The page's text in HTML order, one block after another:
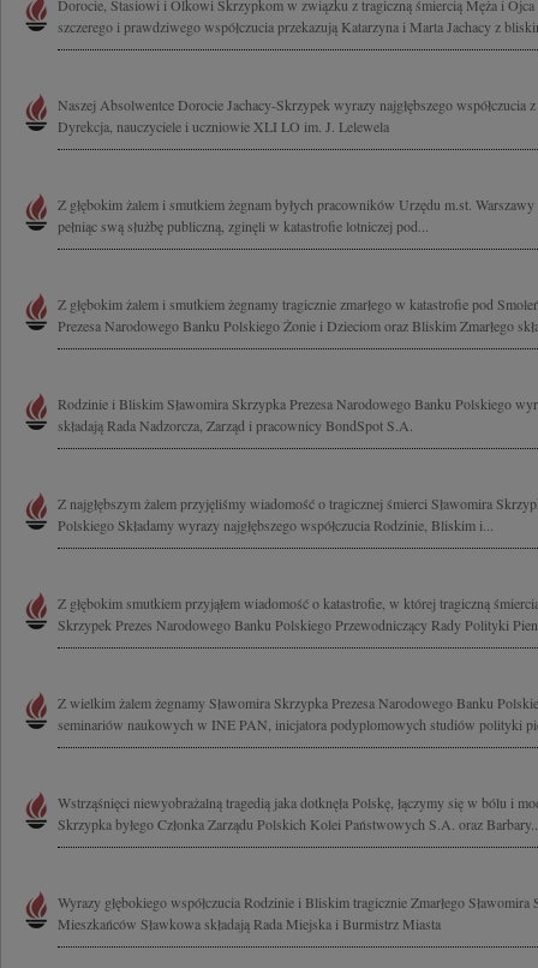
Dorocie, Stasiowi i Olkowi Skrzypkom w związku z tragiczną śmiercią Męża i
szczerego i prawdziwego współczucia przekazują Katarzyna i Marta Jachacy z
Naszej Absolwentce Dorocie Jachacy-Skrzypek wyrazy najgłębszego współczucia
Dyrekcja, nauczyciele i uczniowie XLI LO im. J. Lelewela
Z głębokim żalem i smutkiem żegnam byłych pracowników Urzędu m.st.
pełniąc swą służbę publiczną, zginęli w katastrofie lotniczej pod...
Z głębokim żalem i smutkiem żegnamy tragicznie zmarłego w katastrofie pod
Prezesa Narodowego Banku Polskiego Żonie i Dzieciom oraz Bliskim Zmarłego
Rodzinie i Bliskim Sławomira Skrzypka Prezesa Narodowego Banku Polskiego
składają Rada Nadzorcza, Zarząd i pracownicy BondSpot S.A.
Z najgłębszym żalem przyjęliśmy wiadomość o tragicznej śmierci Sławomira
Polskiego Składamy wyrazy najgłębszego współczucia Rodzinie, Bliskim i...
Z głębokim smutkiem przyjąłem wiadomość o katastrofie, w której tragiczną
Skrzypek Prezes Narodowego Banku Polskiego Przewodniczący Rady Polityki
Z wielkim żalem żegnamy Sławomira Skrzypka Prezesa Narodowego Banku
seminariów naukowych w INE PAN, inicjatora podyplomowych studiów polityki
Wstrząśnięci niewyobrażalną tragedią jaka dotknęła Polskę, łączymy się w bólu i
Skrzypka byłego Członka Zarządu Polskich Kolei Państwowych S.A. oraz
Wyrazy głębokiego współczucia Rodzinie i Bliskim tragicznie Zmarłego
Mieszkańców Sławkowa składają Rada Miejska i Burmistrz Miasta